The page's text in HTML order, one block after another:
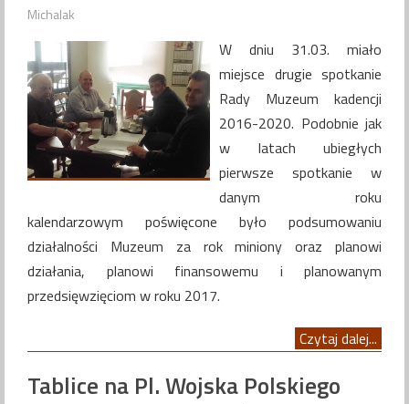
Michalak
W dniu 31.03. miało
miejsce drugie spotkanie
Rady Muzeum kadencji
2016-2020. Podobnie jak
w latach ubiegłych
pierwsze spotkanie w
danym roku
kalendarzowym poświęcone było podsumowaniu
działalności Muzeum za rok miniony oraz planowi
działania, planowi finansowemu i planowanym
przedsięwzięciom w roku 2017.
Czytaj dalej...
Tablice na Pl. Wojska Polskiego